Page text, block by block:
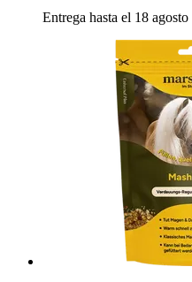
Entrega hasta el 18 agosto